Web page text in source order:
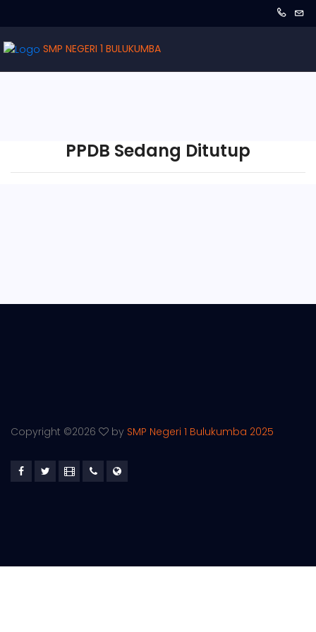
SMP NEGERI 1 BULUKUMBA
PPDB Sedang Ditutup
Copyright ©2026 by SMP Negeri 1 Bulukumba 2025